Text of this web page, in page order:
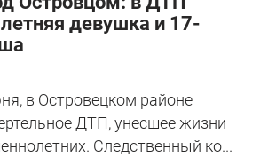
девушка и 17-
в Островецком районе
ДТП, унесшее жизни
Следственный ко...